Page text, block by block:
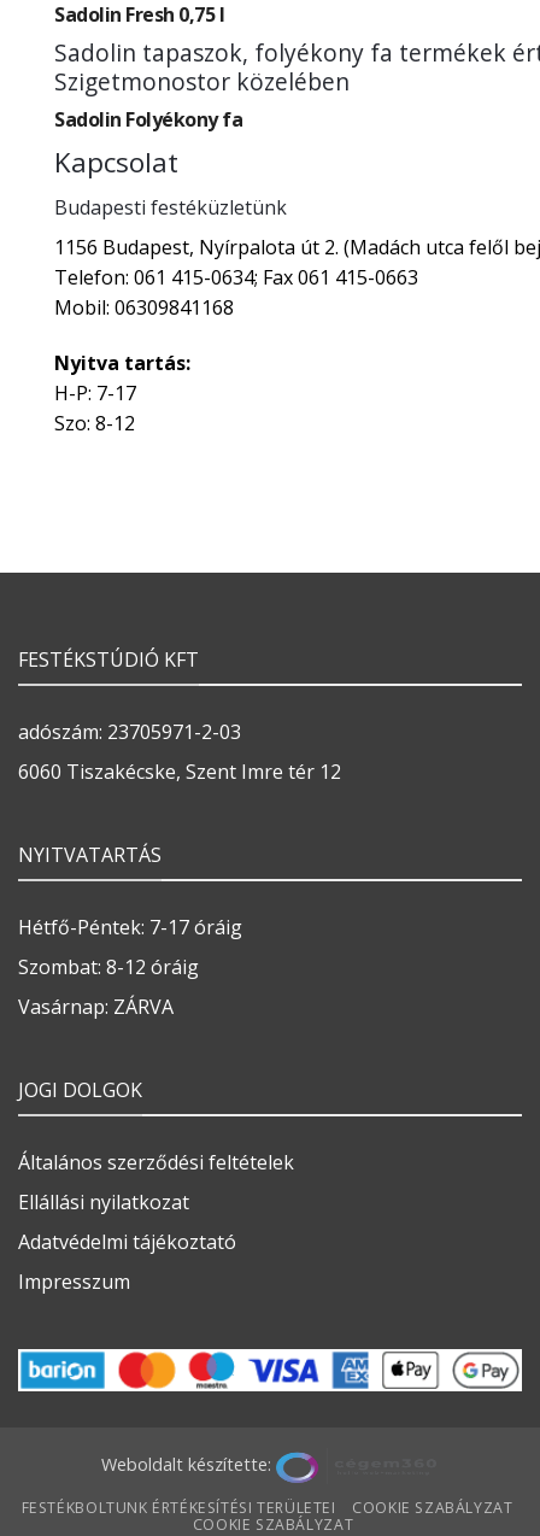
Sadolin Fresh 0,75 l
Sadolin tapaszok, folyékony fa termékek
Szigetmonostor közelében
Sadolin Folyékony fa
Kapcsolat
Budapesti festéküzletünk
1156 Budapest, Nyírpalota út 2. (Madách utca felől
Telefon: 061 415-0634; Fax 061 415-0663
Mobil: 06309841168
Nyitva tartás:
H-P: 7-17
Szo: 8-12
FESTÉKSTÚDIÓ KFT
adószám: 23705971-2-03
6060 Tiszakécske, Szent Imre tér 12
NYITVATARTÁS
Hétfő-Péntek: 7-17 óráig
Szombat: 8-12 óráig
Vasárnap: ZÁRVA
JOGI DOLGOK
Általános szerződési feltételek
Ellállási nyilatkozat
Adatvédelmi tájékoztató
Impresszum
Weboldalt készítette:
FESTÉKBOLTUNK ÉRTÉKESÍTÉSI TERÜLETEI
COOKIE SZABÁLYZAT
COOKIE SZABÁLYZAT